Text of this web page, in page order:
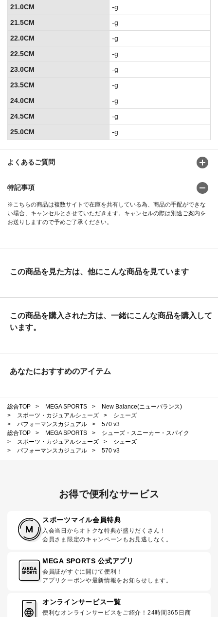
よくあるご質問
特記事項
※こちらの商品は複数サイトで在庫を共有している為、商品の手配ができな
い場合、キャンセルとさせていただきます。キャンセルの際は別途ご案内を
お送りしますので予めご了承ください。
21.0CM
-g
21.5CM
-g
22.0CM
-g
22.5CM
-g
23.0CM
-g
23.5CM
-g
24.0CM
-g
24.5CM
-g
25.0CM
-g
この商品を見た方は、他にこんな商品を見ています
この商品を購入された方は、一緒にこんな商品を購入して
います。
あなたにおすすめのアイテム
総合TOP > MEGA SPORTS >
New Balance(ニューバランス)
>
スポーツ・カジュアルシューズ >
シューズ
>
パフォーマンスカジュアル >
570 v3
総合TOP
> MEGA SPORTS >
シューズ・スニーカー・スパイク
>
スポーツ・カジュアルシューズ >
シューズ
>
パフォーマンスカジュアル > 570 v3
お得で便利なサービス
スポーツマイル会員特典
入会当日からオトクな特典が盛りだくさん！
会員さま限定のキャンペーンもお見逃しなく。
MEGA SPORTS 公式アプリ
会員証がすぐに開けて便利！
アプリクーポンや最新情報をお知らせします。
オンラインサービス一覧
便利なオンラインサービスをご紹介！24時間365日商